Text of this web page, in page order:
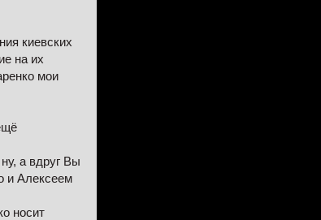
киевских
на их
мои
а вдруг Вы
и Алексеем
носит